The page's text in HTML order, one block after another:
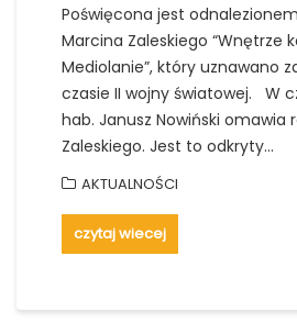
Poświęcona jest
Marcina Zaleskiego “Wnętrze
Mediolanie”, który uznawano
czasie II wojny światowej. W
hab. Janusz Nowiński omawia
Zaleskiego. Jest to odkryty…
AKTUALNOŚCI
czytaj wiecej